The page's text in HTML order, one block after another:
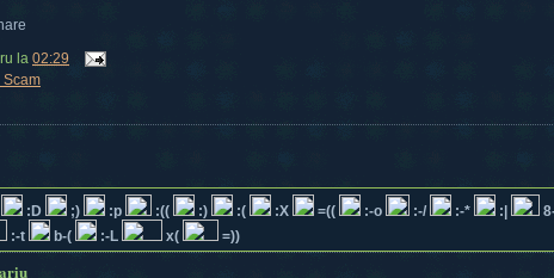
la 02:29
Scam
:D ;) :p :(( :) :( :X =(( :-o :-/ :-* :|
:-t b-( :-L x( =))